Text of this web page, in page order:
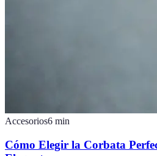
Accesorios6 min
Cómo Elegir la Corbata